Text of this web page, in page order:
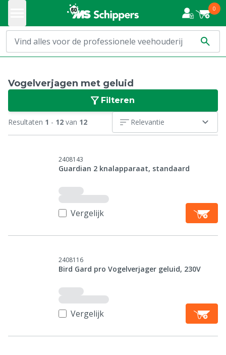
0
Vogelverjagen met geluid
Filteren
Resultaten 1 - 12 van 12 Relevantie
2408143
Guardian 2 knalapparaat, standaard
Vergelijk
2408116
Bird Gard pro Vogelverjager geluid, 230V
Vergelijk